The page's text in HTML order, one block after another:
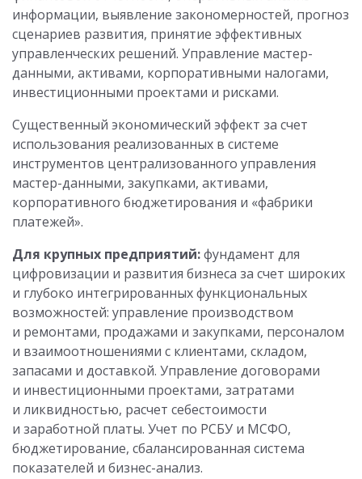
информации, выявление закономерностей, прогноз
сценариев развития, принятие эффективных
управленческих решений. Управление мастер-
данными, активами, корпоративными налогами,
инвестиционными проектами и рисками.
Существенный экономический эффект за счет
использования реализованных в системе
инструментов централизованного управления
мастер-данными, закупками, активами,
корпоративного бюджетирования и «фабрики
платежей».
Для крупных предприятий:фундамент для
цифровизации и развития бизнеса за счет широких
и глубоко интегрированных функциональных
возможностей: управление производством
и ремонтами, продажами и закупками, персоналом
и взаимоотношениями с клиентами, складом,
запасами и доставкой. Управление договорами
и инвестиционными проектами, затратами
и ликвидностью, расчет себестоимости
и заработной платы. Учет по РСБУ и МСФО,
бюджетирование, сбалансированная система
показателей и бизнес-анализ.